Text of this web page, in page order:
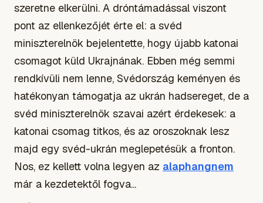
szeretne elkerülni. A dróntámadással viszont
pont az ellenkezőjét érte el: a svéd
miniszterelnök bejelentette, hogy újabb katonai
csomagot küld Ukrajnának. Ebben még semmi
rendkívüli nem lenne, Svédország keményen és
hatékonyan támogatja az ukrán hadsereget, de a
svéd miniszterelnök szavai azért érdekesek: a
katonai csomag titkos, és az oroszoknak lesz
majd egy svéd-ukrán meglepetésük a fronton.
Nos, ez kellett volna legyen az alaphangnem
már a kezdetektől fogva...